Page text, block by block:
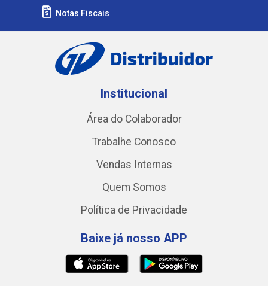
Notas Fiscais
Institucional
Área do Colaborador
Trabalhe Conosco
Vendas Internas
Quem Somos
Política de Privacidade
Baixe já nosso APP